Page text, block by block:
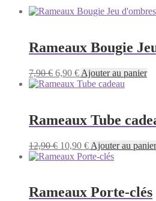
Rameaux Bougie
7,90€ Le
prix
6,90 €Le
prix
6,90 €.
Ajouter au panier
Rameaux Tube
12,90€ Le
prix
12,90 €.
10,90 €Le
prix
10,90 €.
Ajouter au panier
Rameaux Porte-clés